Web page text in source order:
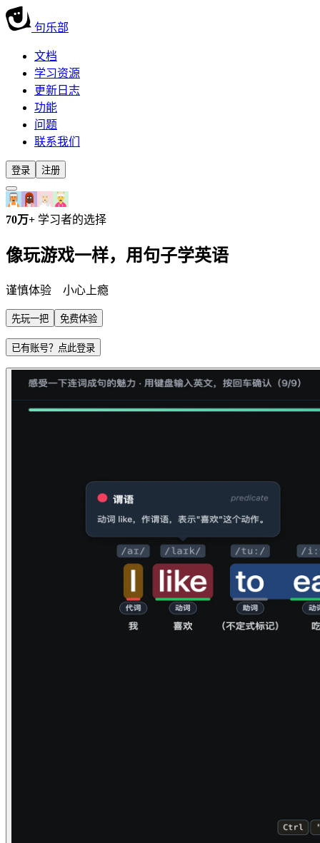
句乐部
文档
学习资源
更新日志
功能
问题
联系我们
登录 注册
70万+ 学习者的选择
像玩游戏一样，用句子学英语
谨慎体验 小心上瘾
先玩一把 免费体验
已有账号？点此登录